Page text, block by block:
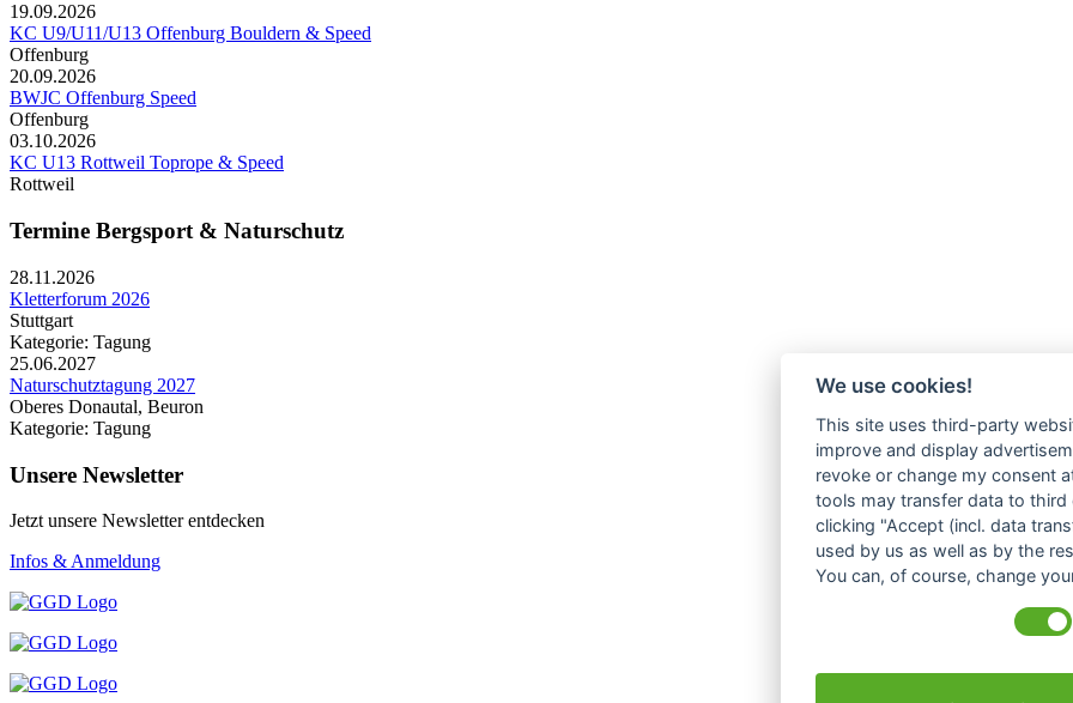
19.09.2026
KC U9/U11/U13 Offenburg Bouldern & Speed
Offenburg
20.09.2026
BWJC Offenburg Speed
Offenburg
03.10.2026
KC U13 Rottweil Toprope & Speed
Rottweil
Termine Bergsport & Naturschutz
28.11.2026
Kletterforum 2026
Stuttgart
Kategorie: Tagung
25.06.2027
Naturschutztagung 2027
Oberes Donautal, Beuron
Kategorie: Tagung
Unsere Newsletter
Jetzt unsere Newsletter entdecken
Infos & Anmeldung
We use cookies!
This site uses third-party
improve and display
revoke or change my consent
tools may transfer data to third
clicking "Accept (incl. data
used by us as well as by the
You can, of course, change